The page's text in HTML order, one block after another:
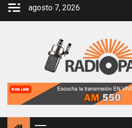
Saltar
agosto 7, 2026